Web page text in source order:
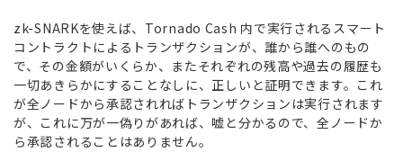
zk-SNARKを使えば、Tornado Cash 内で実行されるスマート
コントラクトによるトランザクションが、誰から誰へのもの
で、その金額がいくらか、またそれぞれの残高や過去の履歴も
一切あきらかにすることなしに、正しいと証明できます。これ
が全ノードから承認されればトランザクションは実行されます
が、これに万が一偽りがあれば、嘘と分かるので、全ノードか
ら承認されることはありません。